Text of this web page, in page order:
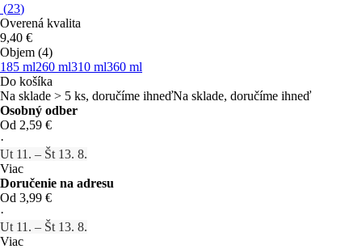
(23)
Overená kvalita
9,40 €
Objem (4)
185 ml260 ml310 ml360 ml
Do košíka
Na sklade > 5 ks, doručíme ihneďNa sklade, doručíme ihneď
Osobný odber
Od 2,59 €
·
Ut 11. – Št 13. 8.
Viac
Doručenie na adresu
Od 3,99 €
·
Ut 11. – Št 13. 8.
Viac